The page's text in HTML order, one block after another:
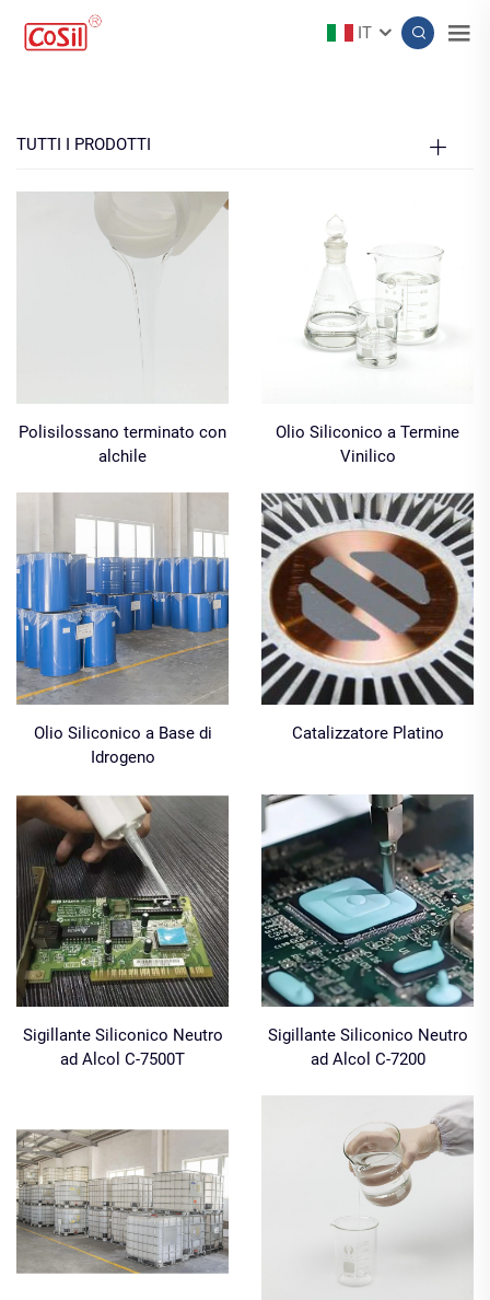
IT
TUTTI I PRODOTTI
Polisilossano terminato con
alchile
Olio Siliconico a Termine
Vinilico
Olio Siliconico a Base di
Idrogeno
Catalizzatore Platino
Sigillante Siliconico Neutro
ad Alcol C-7500T
Sigillante Siliconico Neutro
ad Alcol C-7200